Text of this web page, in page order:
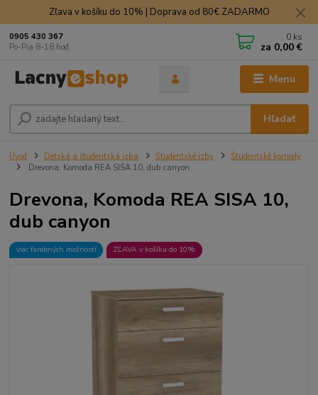
Zľava v košíku do 10% | Doprava od 80€ ZADARMO
Menu
Hľadať
0905 430 367
Po-Pia 8-18 hod.
0 ks
za 0,00 €
Úvod Detská a študentská izba Študentské izby
Študentské komody
Drevona, Komoda REA SISA 10, dub canyon
Drevona, Komoda REA SISA 10,
dub canyon
viac farebných možností ZĽAVA v košíku do 10%